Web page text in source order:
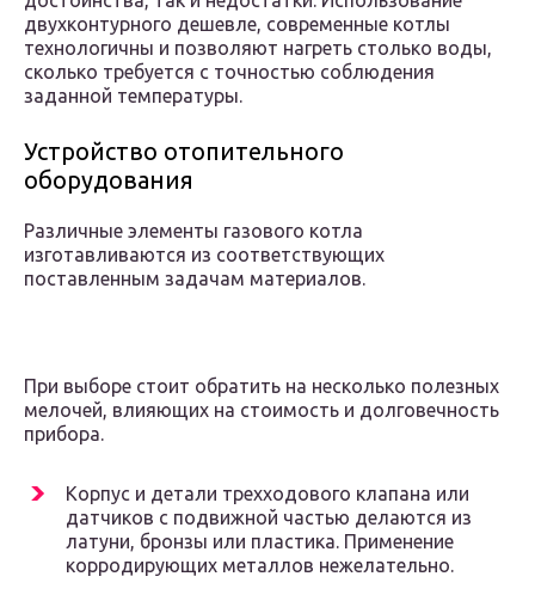
двухконтурного дешевле, современные котлы
технологичны и позволяют нагреть столько воды,
сколько требуется с точностью соблюдения
заданной температуры.
Устройство отопительного
оборудования
Различные элементы газового котла
изготавливаются из соответствующих
поставленным задачам материалов.
При выборе стоит обратить на несколько полезных
мелочей, влияющих на стоимость и долговечность
прибора.
Корпус и детали трехходового клапана или
датчиков с подвижной частью делаются из
латуни, бронзы или пластика. Применение
корродирующих металлов нежелательно.